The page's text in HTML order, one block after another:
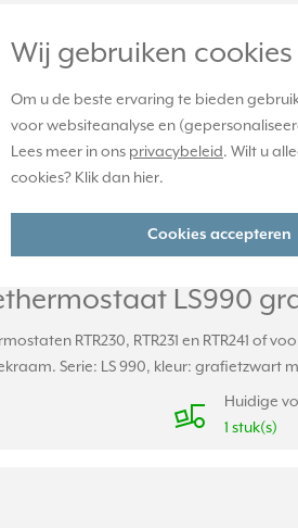
Wij gebruiken cookies
Om u de beste ervaring te bieden
voor websiteanalyse en
Lees meer in ons privacybeleid. Wilt u
cookies? Klik dan hier.
Cookies accepteren
1 stuk(s)
A-range
RTR230, RTR231 en RTR241 of
Serie: A-range, kleur: grafietzwart
0 stuk(s)
LS990
RTR230, RTR231 en RTR241 of
Serie: LS 990, kleur: grafietzwart
Huidige
1 stuk(s)